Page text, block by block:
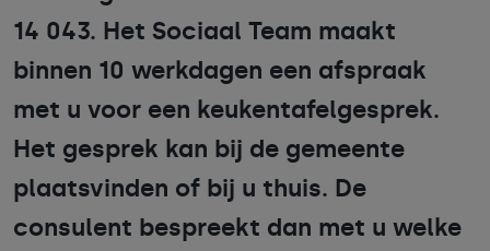
14 043. Het Sociaal Team maakt
binnen 10 werkdagen een afspraak
met u voor een keukentafelgesprek.
Het gesprek kan bij de gemeente
plaatsvinden of bij u thuis. De
consulent bespreekt dan met u welke